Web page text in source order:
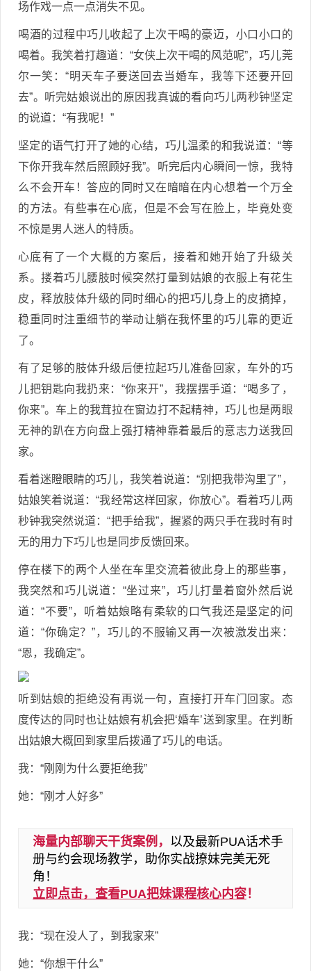
场作戏一点一点消失不见。
喝酒的过程中巧儿收起了上次干喝的豪迈，小口小口的
喝着。我笑着打趣道：“女侠上次干喝的风范呢”，巧儿莞
尔一笑：“明天车子要送回去当婚车，我等下还要开回
去”。听完姑娘说出的原因我真诚的看向巧儿两秒钟坚定
的说道：“有我呢！”
坚定的语气打开了她的心结，巧儿温柔的和我说道：“等
下你开我车然后照顾好我”。听完后内心瞬间一惊，我特
么不会开车！答应的同时又在暗暗在内心想着一个万全
的方法。有些事在心底，但是不会写在脸上，毕竟处变
不惊是男人迷人的特质。
心底有了一个大概的方案后，接着和她开始了升级关
系。搂着巧儿腰肢时候突然打量到姑娘的衣服上有花生
皮，释放肢体升级的同时细心的把巧儿身上的皮摘掉，
稳重同时注重细节的举动让躺在我怀里的巧儿靠的更近
了。
有了足够的肢体升级后便拉起巧儿准备回家，车外的巧
儿把钥匙向我扔来：“你来开”，我摆摆手道：“喝多了，
你来”。车上的我茸拉在窗边打不起精神，巧儿也是两眼
无神的趴在方向盘上强打精神靠着最后的意志力送我回
家。
看着迷瞪眼睛的巧儿，我笑着说道：“别把我带沟里了”，
姑娘笑着说道：“我经常这样回家，你放心”。看着巧儿两
秒钟我突然说道：“把手给我”，握紧的两只手在我时有时
无的用力下巧儿也是同步反馈回来。
停在楼下的两个人坐在车里交流着彼此身上的那些事，
我突然和巧儿说道：“坐过来”，巧儿打量着窗外然后说
道：“不要”，听着姑娘略有柔软的口气我还是坚定的问
道：“你确定？”，巧儿的不服输又再一次被激发出来：
“恩，我确定”。
听到姑娘的拒绝没有再说一句，直接打开车门回家。态
度传达的同时也让姑娘有机会把‘婚车’送到家里。在判断
出姑娘大概回到家里后拨通了巧儿的电话。
我：“刚刚为什么要拒绝我”
她：“刚才人好多”
海量内部聊天干货案例， 以及最新PUA话术手
册与约会现场教学，助你实战撩妹完美无死
角！
立即点击，查看PUA把妹课程核心内容！
我：“现在没人了，到我家来”
她：“你想干什么”